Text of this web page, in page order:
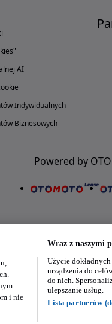
AI
Indywidualnych
Biznesowych
Powered by
Nasze aplikacje w
i nie
Wraz z naszymi
Użycie
urządzenia do
do nich.
ulepszanie usług.
Lista partnerów